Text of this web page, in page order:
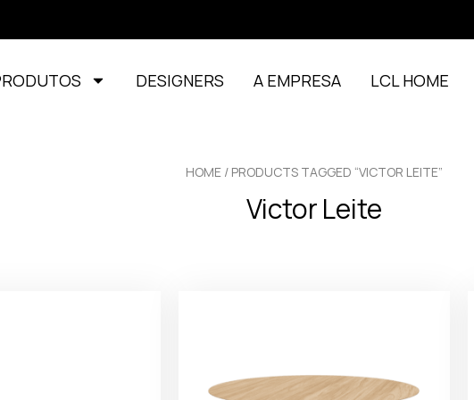
DESIGNERS A EMPRESA LCL HOME
HOME / PRODUCTS TAGGED “VICTOR LEITE”
Victor Leite